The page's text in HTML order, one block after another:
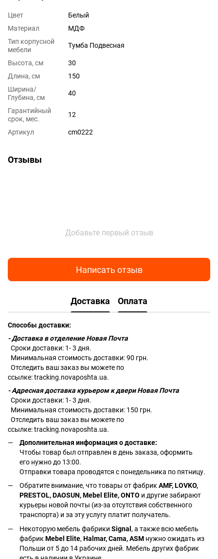
Цвет
Белый
Материал
МДФ
Тип корпусной
мебели
Тумба Подвесная
Высота, см
30
Длина, см
150
Ширина/
Глубина, см
40
Гарантийный
срок, мес.
12
Артикул cm0222
Отзывы
Добавьте первый отзыв
Написать отзыв
Доставка Оплата
Способы доставки:
- Доставка в отделение Новая Почта
Сроки доставки: 1- 3 дня.
Минимальная стоимость доставки: 90 грн.
Отследить ваш заказ вы можете по
ссылке:tracking.novaposhta.ua.
- Адресная доставка курьером к двери Новая Почта
Сроки доставки: 1- 3 дня.
Минимальная стоимость доставки: 150 грн.
Отследить ваш заказ вы можете по
ссылке:tracking.novaposhta.ua.
Дополнительная информация о доставке:
Чтобы товар был отправлен в день заказа, оформить
его нужно до 13:00.
Отправки товара проводятся с понедельника по пятницу.
Обратите внимание, что товары от фабрикAMF, LOVKO,
PRESTOL, DAOSUN, Mebel Elite, ONTO и другие забирают
курьеры новой почты (из-за отсутствия собственного
транспорта) и за эту услугу платит получатель.
Некоторую мебель фабрики Signal , а также всю мебель
фабрик Mebel Elite, Halmar, Cama, ASM нужно ожидать из
Польши от 5 до 14 рабочих дней. Мебель других фабрик